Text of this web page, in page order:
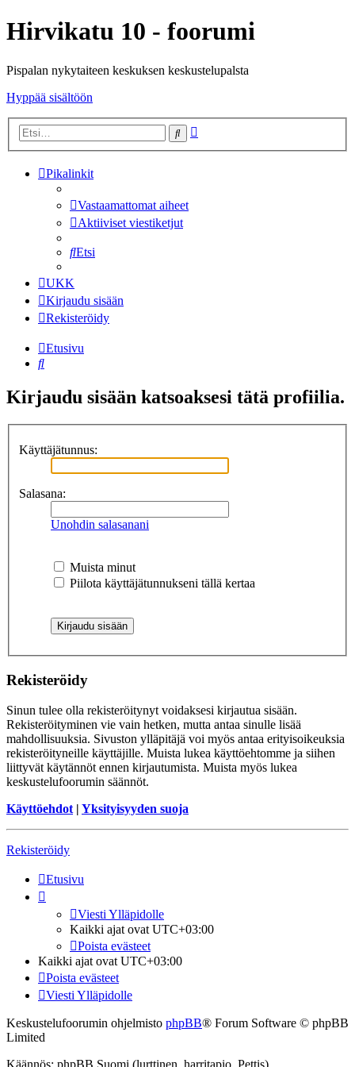
Hirvikatu 10 - foorumi
Pispalan nykytaiteen keskuksen keskustelupalsta
Hyppää sisältöön
Etsi
Pikalinkit
Vastaamattomat aiheet
Aktiiviset viestiketjut
Etsi
UKK
Kirjaudu sisään
Rekisteröidy
Etusivu
Etsi
Kirjaudu sisään katsoaksesi tätä profiilia.
Käyttäjätunnus:
Salasana:
Unohdin salasanani
Muista minut
Piilota käyttäjätunnukseni tällä kertaa
Rekisteröidy
Sinun tulee olla rekisteröitynyt voidaksesi kirjautua sisään.
Rekisteröityminen vie vain hetken, mutta antaa sinulle lisää
mahdollisuuksia. Sivuston ylläpitäjä voi myös antaa erityisoikeuksia
rekisteröityneille käyttäjille. Muista lukea käyttöehtomme ja siihen
liittyvät käytännöt ennen kirjautumista. Muista myös lukea
keskustelufoorumin säännöt.
Käyttöehdot | Yksityisyyden suoja
Rekisteröidy
Etusivu
Viesti Ylläpidolle
Kaikki ajat ovat UTC+03:00
Poista evästeet
Kaikki ajat ovat UTC+03:00
Poista evästeet
Viesti Ylläpidolle
Keskustelufoorumin ohjelmisto phpBB® Forum Software © phpBB
Limited